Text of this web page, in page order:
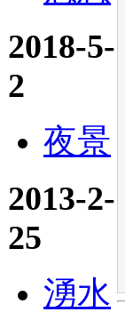
2018-5-
2
夜景
2013-2-
25
湧水